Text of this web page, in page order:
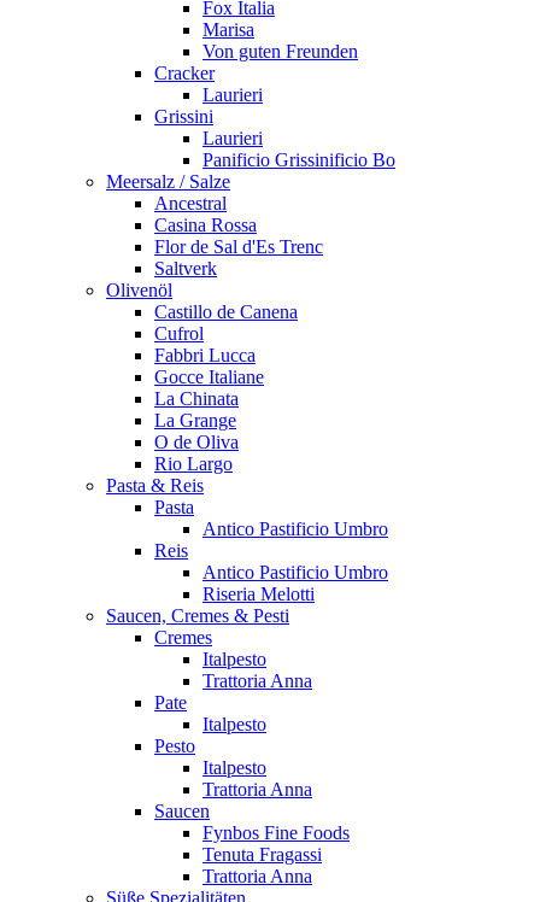
Fox Italia
Marisa
Von guten Freunden
Cracker
Laurieri
Grissini
Laurieri
Panificio Grissinificio Bo
Meersalz / Salze
Ancestral
Casina Rossa
Flor de Sal d'Es Trenc
Saltverk
Olivenöl
Castillo de Canena
Cufrol
Fabbri Lucca
Gocce Italiane
La Chinata
La Grange
O de Oliva
Rio Largo
Pasta & Reis
Pasta
Antico Pastificio Umbro
Reis
Antico Pastificio Umbro
Riseria Melotti
Saucen, Cremes & Pesti
Cremes
Italpesto
Trattoria Anna
Pate
Italpesto
Pesto
Italpesto
Trattoria Anna
Saucen
Fynbos Fine Foods
Tenuta Fragassi
Trattoria Anna
Süße Spezialitäten